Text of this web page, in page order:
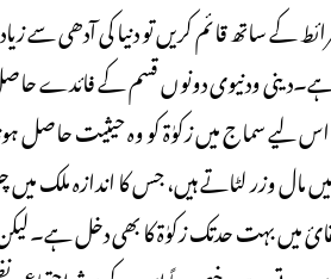
قائم کریں تو دنیا کی آدھی سے
ہے۔دینی ودنیوی دونوں قسم کے فائدے
اس لیے سماج میں زکوٰۃ کو وہ حیثیت
مال وزر لٹاتے ہیں، جس کا اندازہ ملک
میں بہت حدتک زکوٰۃ کا بھی دخل